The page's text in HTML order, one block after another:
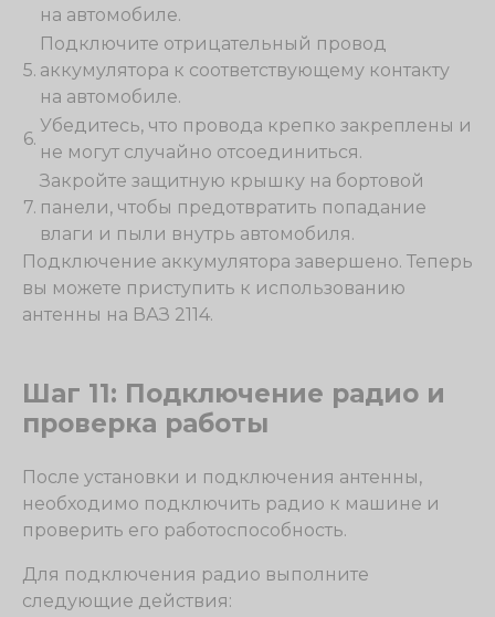
на автомобиле.
5.
Подключите отрицательный провод
аккумулятора к соответствующему контакту
на автомобиле.
6.
Убедитесь, что провода крепко закреплены и
не могут случайно отсоединиться.
7.
Закройте защитную крышку на бортовой
панели, чтобы предотвратить попадание
влаги и пыли внутрь автомобиля.
Подключение аккумулятора завершено. Теперь
вы можете приступить к использованию
антенны на ВАЗ 2114.
Шаг 11: Подключение радио и
проверка работы
После установки и подключения антенны,
необходимо подключить радио к машине и
проверить его работоспособность.
Для подключения радио выполните
следующие действия: